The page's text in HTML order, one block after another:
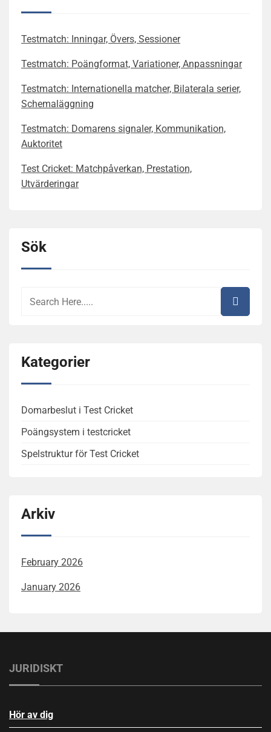
Testmatch: Inningar, Övers, Sessioner
Testmatch: Poängformat, Variationer, Anpassningar
Testmatch: Internationella matcher, Bilaterala serier,
Schemaläggning
Testmatch: Domarens signaler, Kommunikation,
Auktoritet
Test Cricket: Matchpåverkan, Prestation,
Utvärderingar
Sök
Kategorier
Domarbeslut i Test Cricket
Poängsystem i testcricket
Spelstruktur för Test Cricket
Arkiv
February 2026
January 2026
JURIDISKT
Hör av dig